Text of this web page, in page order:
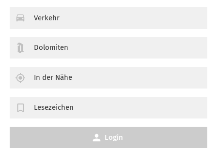
Verkehr
Dolomiten
In der Nähe
Lesezeichen
Login